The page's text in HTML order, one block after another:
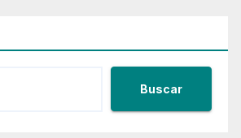
Buscar